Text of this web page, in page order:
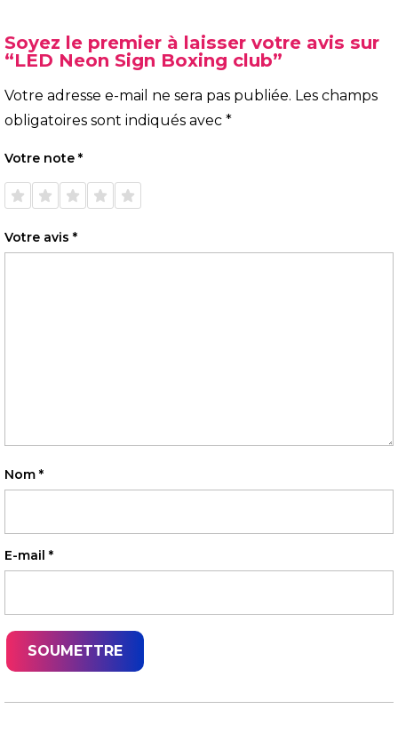
Soyez le premier à laisser votre avis sur
“LED Neon Sign Boxing club”
Votre adresse e-mail ne sera pas publiée. Les champs
obligatoires sont indiqués avec *
Votre note *
1 étoile
sur 5
2 étoiles
sur 5
3 étoiles
sur 5
4 étoiles
sur 5
5 étoiles
sur 5
Votre avis *
Nom *
E-mail *